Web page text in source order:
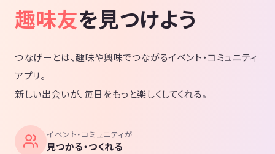
趣味友を見つけよう
つなげーとは、趣味や興味でつながるイベント・コミュニティ
アプリ。
新しい出会いが、毎日をもっと楽しくしてくれる。
イベント・コミュニティが
見つかる・つくれる